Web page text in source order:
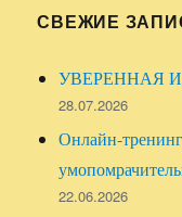
СВЕЖИЕ
УВЕРЕННАЯ
28.07.2026
Онлайн-
22.06.2026